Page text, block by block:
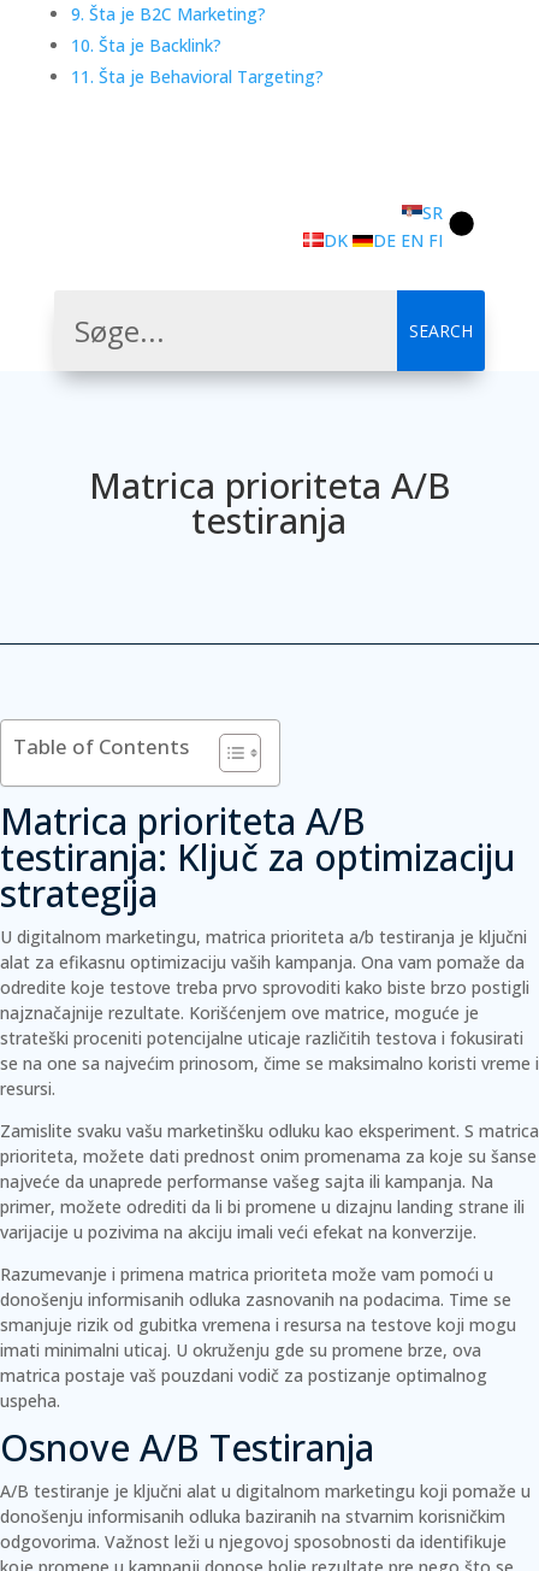
9. Šta je B2C Marketing?
10. Šta je Backlink?
11. Šta je Behavioral Targeting?
SR
DK
DE EN FI
Matrica prioriteta A/B
testiranja
Table of Contents
Matrica prioriteta A/B
testiranja: Ključ za optimizaciju
strategija
U digitalnom marketingu, matrica prioriteta a/b testiranja je ključni
alat za efikasnu optimizaciju vaših kampanja. Ona vam pomaže da
odredite koje testove treba prvo sprovoditi kako biste brzo postigli
najznačajnije rezultate. Korišćenjem ove matrice, moguće je
strateški proceniti potencijalne uticaje različitih testova i fokusirati
se na one sa najvećim prinosom, čime se maksimalno koristi vreme i
resursi.
Zamislite svaku vašu marketinšku odluku kao eksperiment. S matrica
prioriteta, možete dati prednost onim promenama za koje su šanse
najveće da unaprede performanse vašeg sajta ili kampanja. Na
primer, možete odrediti da li bi promene u dizajnu landing strane ili
varijacije u pozivima na akciju imali veći efekat na konverzije.
Razumevanje i primena matrica prioriteta može vam pomoći u
donošenju informisanih odluka zasnovanih na podacima. Time se
smanjuje rizik od gubitka vremena i resursa na testove koji mogu
imati minimalni uticaj. U okruženju gde su promene brze, ova
matrica postaje vaš pouzdani vodič za postizanje optimalnog
uspeha.
Osnove A/B Testiranja
A/B testiranje je ključni alat u digitalnom marketingu koji pomaže u
donošenju informisanih odluka baziranih na stvarnim korisničkim
odgovorima. Važnost leži u njegovoj sposobnosti da identifikuje